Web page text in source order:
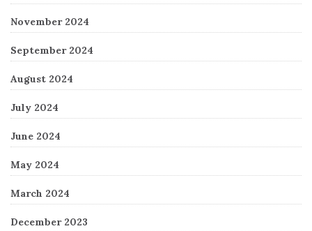
November 2024
September 2024
August 2024
July 2024
June 2024
May 2024
March 2024
December 2023